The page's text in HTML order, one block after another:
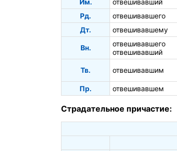
Рд.
отвешивавшего
Дт.
отвешивавшему
Вн.
отвешивавшего
отвешивавший
Тв. отвешивавшим
Пр. отвешивавшем
Страдательное причастие: